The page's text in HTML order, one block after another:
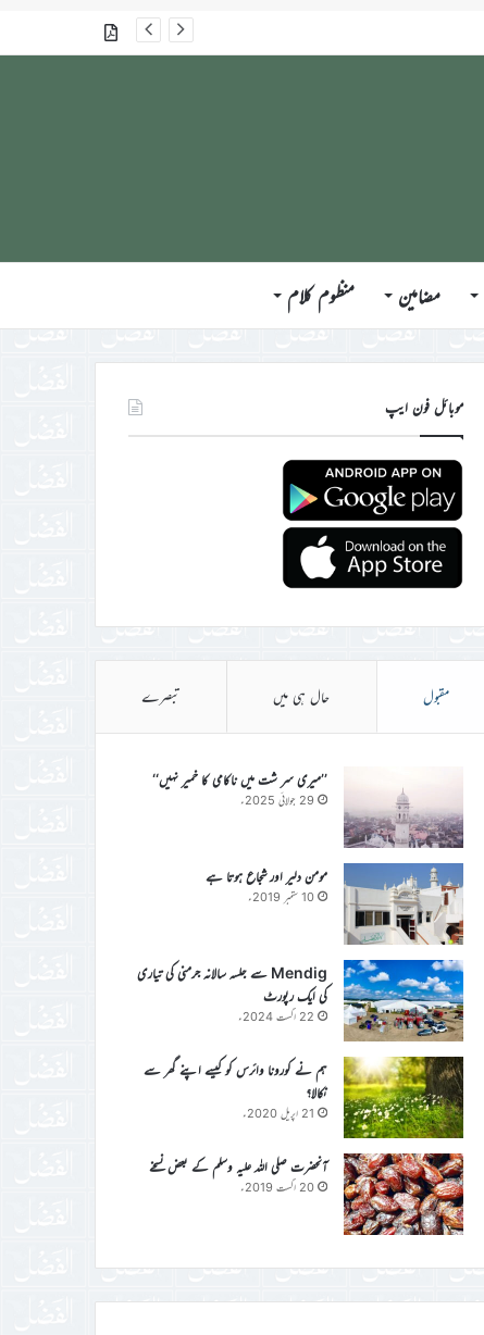
گذشتہ شمارے
مضامین منظوم کلام
موبائل فون ایپ
مقبول حال ہی میں تبصرے
’’میری سر شت میں ناکامی کا خمیر نہیں‘‘
29 جولائی 2025ء
مومن دلیر اور شجاع ہوتا ہے
10 ستمبر 2019ء
Mendig سے جلسہ سالانہ جرمنی کی تیاری
کی ایک رپورٹ
22 اگست 2024ء
ہم نے کورونا وائرس کو کیسے اپنے گھر سے
نکالا؟
21 اپریل 2020ء
آنحضرت صلی اللہ علیہ وسلم کے بعض نسخے
20 اگست 2019ء